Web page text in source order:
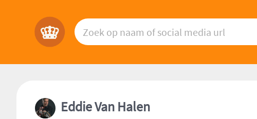
Eddie Van Halen